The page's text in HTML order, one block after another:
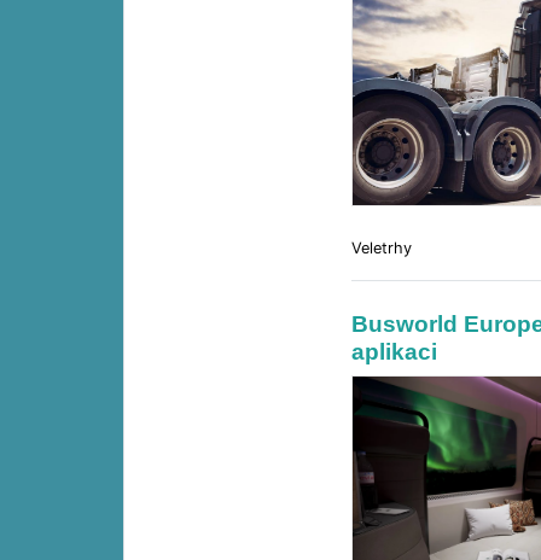
Veletrhy
Busworld
aplikaci